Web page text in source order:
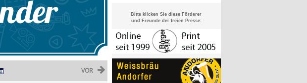
VOR
Bitte klicken Sie diese Förderer
und Freunde der freien Presse: